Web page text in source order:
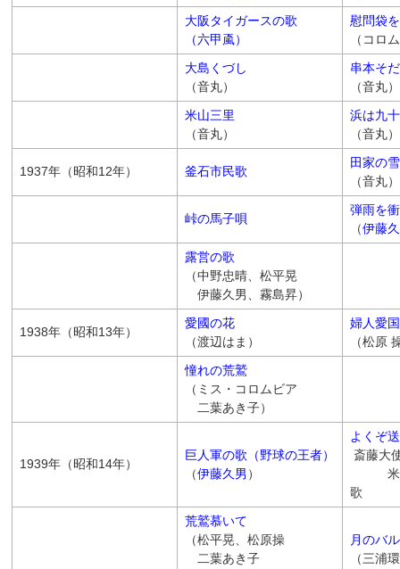
大阪タイガースの歌
（六甲颪）
慰問袋を
（コロ
大島くづし
（音丸）
串本そ
（音丸）
米山三里
（音丸）
浜は九
（音丸）
1937年（昭和12年） 釜石市民歌
田家の雪
（音丸）
峠の馬子唄
弾雨を
（伊藤
露営の歌
（中野忠晴、松平晃
伊藤久男、霧島昇）
1938年（昭和13年）
愛國の花
（渡辺はま）
婦人愛
（松原
憧れの荒鷲
（ミス・コロムビア
二葉あき子）
1939年（昭和14年）
巨人軍の歌（野球の王者）
（伊藤久男 ）
よくぞ
斎藤大
米国
歌
荒鷲慕いて
（松平晃、松原操
二葉あき子
月のバ
（三浦